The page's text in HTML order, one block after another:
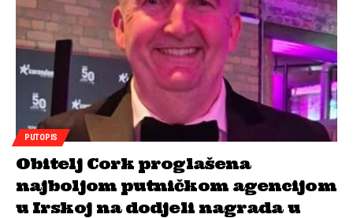
PUTOPIS
Obitelj Cork proglašena
najboljom putničkom agencijom
u Irskoj na dodjeli nagrada u